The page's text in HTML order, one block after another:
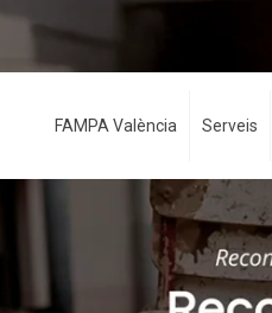
FAMPA València Serveis